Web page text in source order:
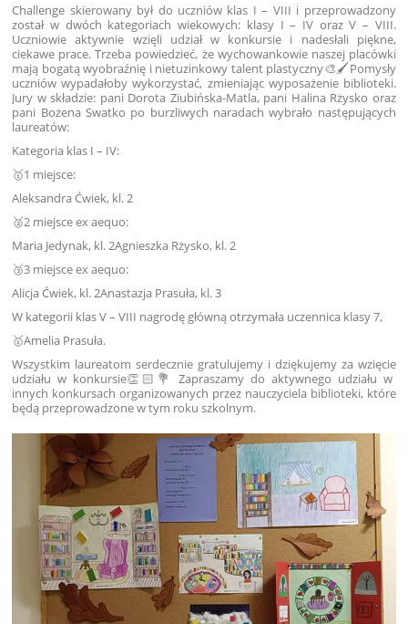
Challenge skierowany był do uczniów klas I – VIII i przeprowadzony
został w dwóch kategoriach wiekowych: klasy I – IV oraz V – VIII.
Uczniowie aktywnie wzięli udział w konkursie i nadesłali piękne,
ciekawe prace. Trzeba powiedzieć, że wychowankowie naszej placówki
mają bogatą wyobraźnię i nietuzinkowy talent plastyczny🎨🖌️Pomysły
uczniów wypadałoby wykorzystać, zmieniając wyposażenie biblioteki.
Jury w składzie: pani Dorota Ziubińska-Matla, pani Halina Rżysko oraz
pani Bożena Swatko po burzliwych naradach wybrało następujących
laureatów:
Kategoria klas I – IV:
🥇1 miejsce:
Aleksandra Ćwiek, kl. 2
🥈2 miejsce ex aequo:
Maria Jedynak, kl. 2Agnieszka Rżysko, kl. 2
🥉3 miejsce ex aequo:
Alicja Ćwiek, kl. 2Anastazja Prasuła, kl. 3
W kategorii klas V – VIII nagrodę główną otrzymała uczennica klasy 7,
🥇Amelia Prasuła.
Wszystkim laureatom serdecznie gratulujemy i dziękujemy za wzięcie
udziału w konkursie👏🏻💐 Zapraszamy do aktywnego udziału w
innych konkursach organizowanych przez nauczyciela biblioteki, które
będą przeprowadzone w tym roku szkolnym.